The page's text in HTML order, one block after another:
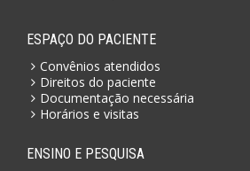
ESPAÇO DO PACIENTE
Convênios atendidos
Direitos do paciente
Documentação necessária
Horários e visitas
ENSINO E PESQUISA